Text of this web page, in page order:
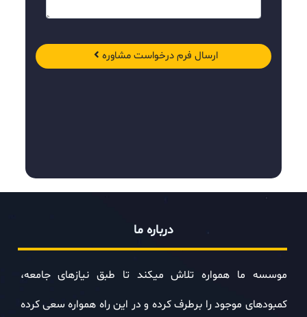
%
0در حال بارگذاری
ارسال فرم درخواست مشاوره
درباره ما
موسسه ما همواره تلاش میکند تا طبق نیازهای جامعه،
کمبودهای موجود را برطرف کرده و در این راه همواره سعی کرده